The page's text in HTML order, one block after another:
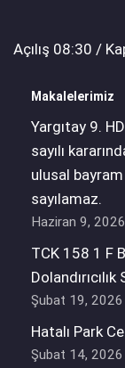
Açılış 08:30 /
Makalelerimiz
Yargıtay 9.
sayılı
ulusal
sayılamaz.
Haziran 9, 2026
TCK 158 1 F
Dolandırıcılık
Şubat 19, 2026
Hatalı Park
Şubat 14, 2026